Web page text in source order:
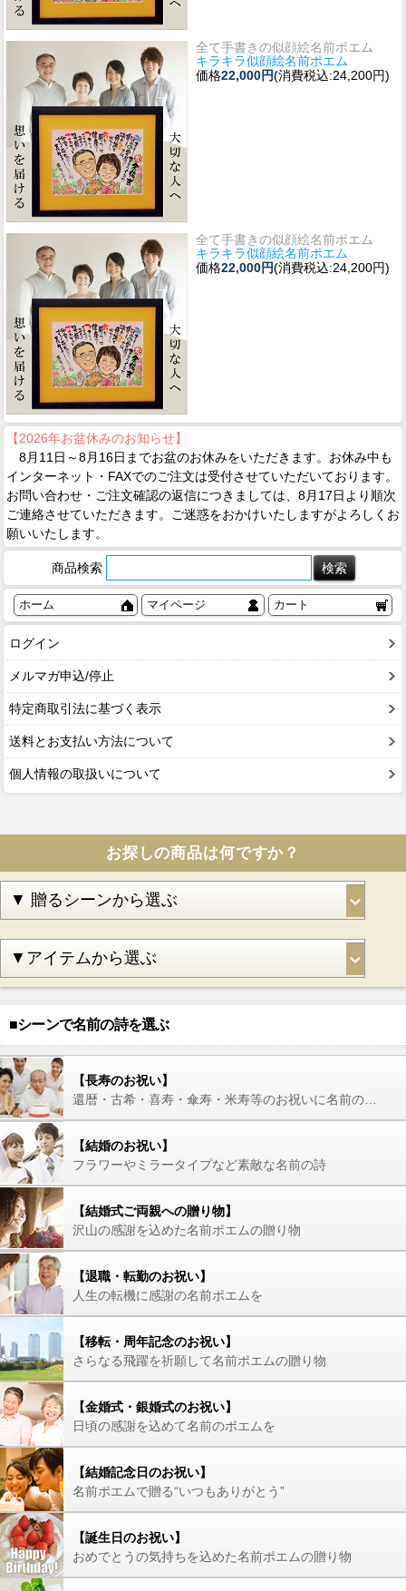
全て手書きの似顔絵名前ポエム
キラキラ似顔絵名前ポエム
価格22,000円(消費税込:24,200円)
全て手書きの似顔絵名前ポエム
キラキラ似顔絵名前ポエム
価格22,000円(消費税込:24,200円)
【2026年お盆休みのお知らせ】
8月11日～8月16日までお盆のお休みをいただきます。お休み中も
インターネット・FAXでのご注文は受付させていただいております。
お問い合わせ・ご注文確認の返信につきましては、8月17日より順次
ご連絡させていただきます。ご迷惑をおかけいたしますがよろしくお
願いいたします。
商品検索
ホーム マイページ カート
ログイン
メルマガ申込/停止
特定商取引法に基づく表示
送料とお支払い方法について
個人情報の取扱いについて
お探しの商品は何ですか？
■シーンで名前の詩を選ぶ
【長寿のお祝い】
還暦・古希・喜寿・傘寿・米寿等のお祝いに名前の詩を
【結婚のお祝い】
フラワーやミラータイプなど素敵な名前の詩
【結婚式ご両親への贈り物】
沢山の感謝を込めた名前ポエムの贈り物
【退職・転勤のお祝い】
人生の転機に感謝の名前ポエムを
【移転・周年記念のお祝い】
さらなる飛躍を祈願して名前ポエムの贈り物
【金婚式・銀婚式のお祝い】
日頃の感謝を込めて名前のポエムを
【結婚記念日のお祝い】
名前ポエムで贈る“いつもありがとう”
【誕生日のお祝い】
おめでとうの気持ちを込めた名前ポエムの贈り物